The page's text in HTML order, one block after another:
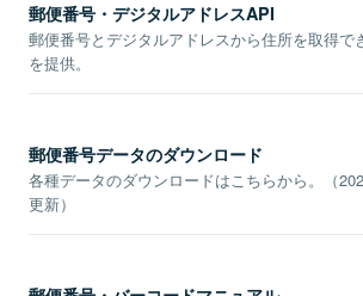
郵便番号・デジタルアドレスAPI
郵便番号とデジタルアドレスから住所を取得で
を提供。
郵便番号データのダウンロード
各種データのダウンロードはこちらから。（
更新）